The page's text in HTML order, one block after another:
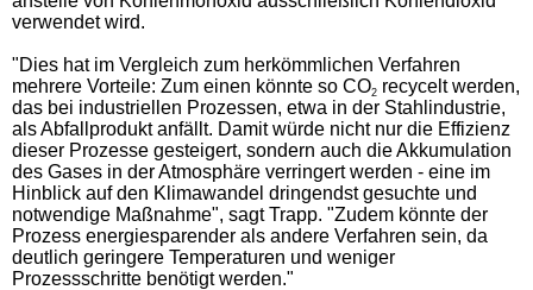
verwendet wird.
"Dies hat im Vergleich zum herkömmlichen Verfahren
mehrere Vorteile: Zum einen könnte so CO2 recycelt werden,
das bei industriellen Prozessen, etwa in der Stahlindustrie,
als Abfallprodukt anfällt. Damit würde nicht nur die Effizienz
dieser Prozesse gesteigert, sondern auch die Akkumulation
des Gases in der Atmosphäre verringert werden - eine im
Hinblick auf den Klimawandel dringendst gesuchte und
notwendige Maßnahme", sagt Trapp. "Zudem könnte der
Prozess energiesparender als andere Verfahren sein, da
deutlich geringere Temperaturen und weniger
Prozessschritte benötigt werden."